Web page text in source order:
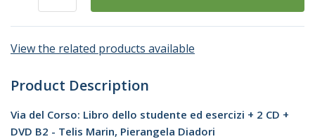
View the related products available
Product Description
Via del Corso: Libro dello studente ed esercizi + 2 CD +
DVD B2 - Telis Marin, Pierangela Diadori